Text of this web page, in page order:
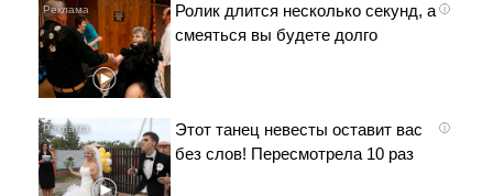
i
Ролик длится несколько секунд, а
смеяться вы будете долго
i
Этот танец невесты оставит вас
без слов! Пересмотрела 10 раз